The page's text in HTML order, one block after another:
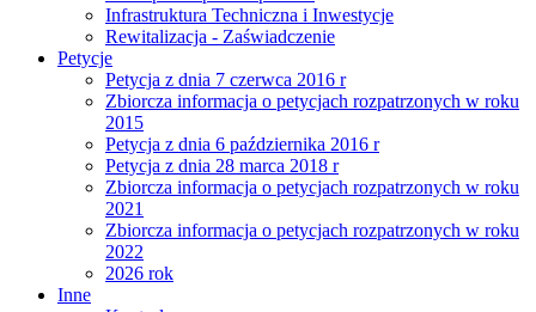
Infrastruktura Techniczna i Inwestycje
Rewitalizacja - Zaświadczenie
Petycje
Petycja z dnia 7 czerwca 2016 r
Zbiorcza informacja o petycjach rozpatrzonych w roku
2015
Petycja z dnia 6 października 2016 r
Petycja z dnia 28 marca 2018 r
Zbiorcza informacja o petycjach rozpatrzonych w roku
2021
Zbiorcza informacja o petycjach rozpatrzonych w roku
2022
2026 rok
Inne